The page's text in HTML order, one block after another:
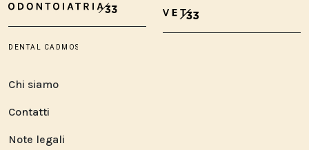
Chi siamo
Contatti
Note legali